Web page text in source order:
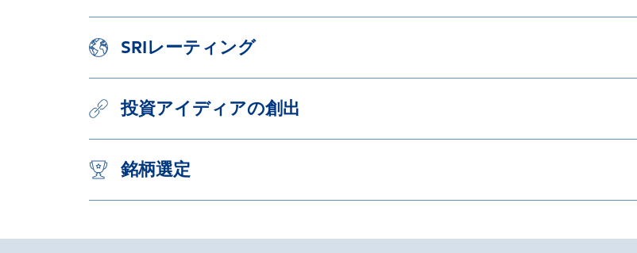
SRIレーティング
投資アイディアの創出
銘柄選定